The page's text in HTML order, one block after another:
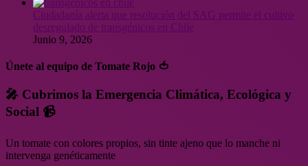
Ciudadanía alerta que resolución del SAG permite el cultivo
desregulado de transgénicos en Chile
Junio 9, 2026
Únete al equipo de Tomate Rojo 🍅
🎤 Cubrimos la Emergencia Climática, Ecológica y
Social 📹
Un tomate con colores propios, sin tinte ajeno que lo manche ni
intervenga genéticamente